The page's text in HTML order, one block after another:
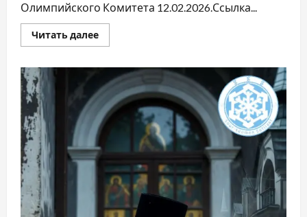
Олимпийского Комитета 12.02.2026.Ссылка...
Читать далее